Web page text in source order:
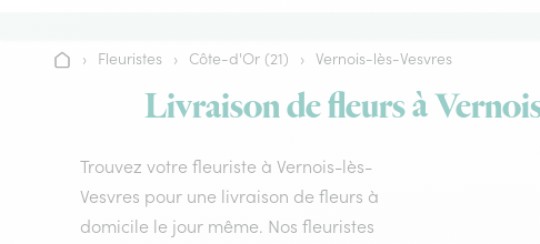
Accueil
› Fleuristes › Côte-d'Or (21) › Vernois-lès-Vesvres
Livraison de fleurs à
Trouvez votre fleuriste à Vernois-lès-
Vesvres pour une livraison de fleurs à
domicile le jour même. Nos fleuristes